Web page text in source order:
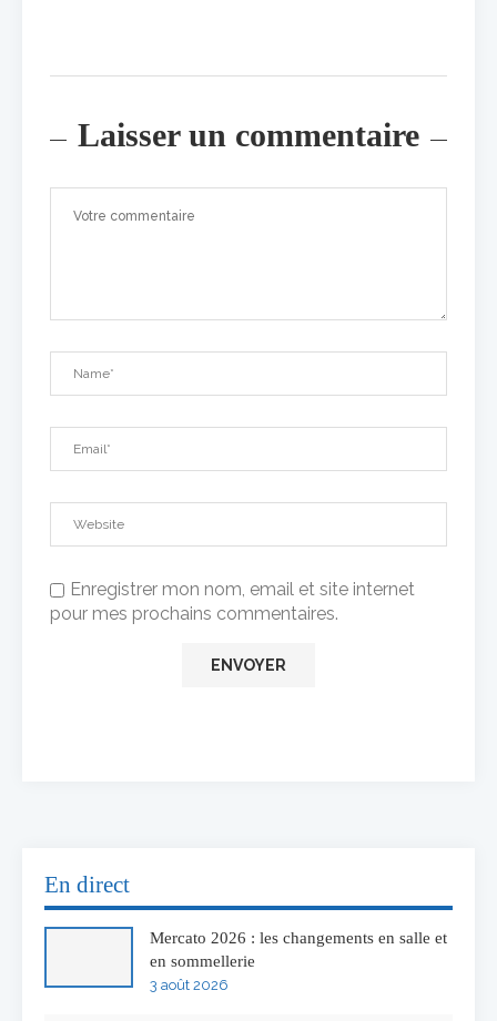
Laisser un commentaire
Enregistrer mon nom, email et site internet
pour mes prochains commentaires.
En direct
Mercato 2026 : les changements en salle et
en sommellerie
3 août 2026